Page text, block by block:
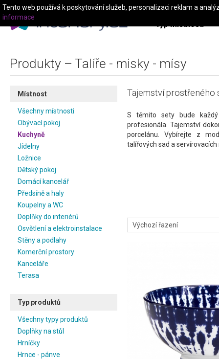
Typ místnosti
Produkty – Talíře - misky - mísy
Místnost
Všechny místnosti
Obývací pokoj
Kuchyně
Jídelny
Ložnice
Dětský pokoj
Domácí kancelář
Předsíně a haly
Koupelny a WC
Doplňky do interiérů
Osvětlení a elektroinstalace
Stěny a podlahy
Komerční prostory
Kanceláře
Terasa
Typ produktů
Všechny typy produktů
Doplňky na stůl
Hrníčky
Hrnce - pánve
Tajemství prostřeného
S těmito sety bude
profesionála. Tajemství
porcelánu. Vybírejte z
talířových sad a servírovacích
Tento web používá k poskytování služeb, personalizaci reklam a
informace